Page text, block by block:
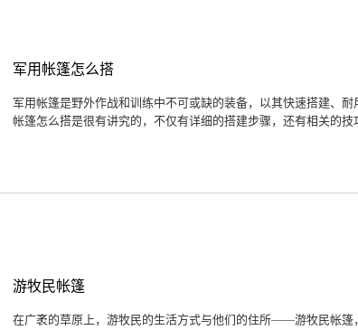
军用帐篷怎么搭
军用帐篷是野外作战和训练中不可或缺的装备，以其快速搭建、
帐篷怎么搭是很有讲究的，不仅有详细的搭建步骤，还有相关的
游牧民帐篷
在广袤的草原上，游牧民的生活方式与他们的住所——游牧民帐篷